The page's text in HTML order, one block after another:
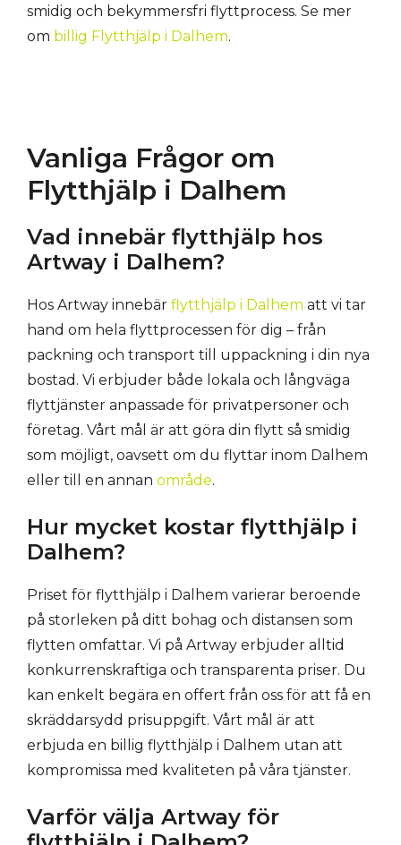
smidig och bekymmersfri flyttprocess. Se mer
om billig Flytthjälp i Dalhem.
Vanliga Frågor om
Flytthjälp i Dalhem
Vad innebär flytthjälp hos
Artway i Dalhem?
Hos Artway innebär flytthjälp i Dalhem att vi tar
hand om hela flyttprocessen för dig – från
packning och transport till uppackning i din nya
bostad. Vi erbjuder både lokala och långväga
flyttjänster anpassade för privatpersoner och
företag. Vårt mål är att göra din flytt så smidig
som möjligt, oavsett om du flyttar inom Dalhem
eller till en annan område.
Hur mycket kostar flytthjälp i
Dalhem?
Priset för flytthjälp i Dalhem varierar beroende
på storleken på ditt bohag och distansen som
flytten omfattar. Vi på Artway erbjuder alltid
konkurrenskraftiga och transparenta priser. Du
kan enkelt begära en offert från oss för att få en
skräddarsydd prisuppgift. Vårt mål är att
erbjuda en billig flytthjälp i Dalhem utan att
kompromissa med kvaliteten på våra tjänster.
Varför välja Artway för